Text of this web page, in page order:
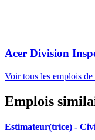
Acer Division
Voir tous les emplois de
Emplois
Estimateur(trice) -